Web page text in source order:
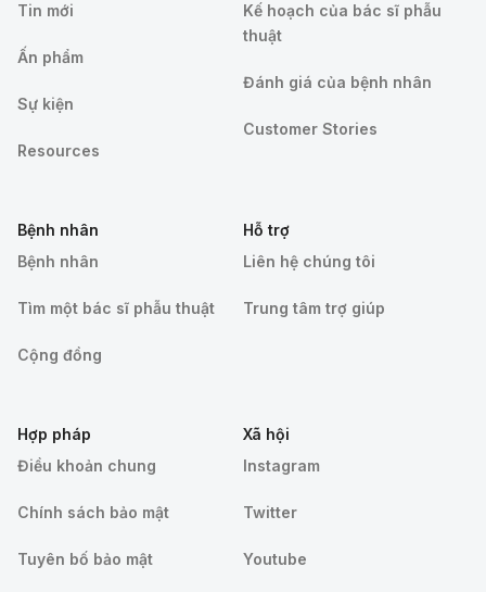
Tin mới
Ấn phẩm
Sự kiện
Resources
Kế hoạch của bác sĩ phẫu
thuật
Đánh giá của bệnh nhân
Customer Stories
Bệnh nhân
Bệnh nhân
Tìm một bác sĩ phẫu thuật
Cộng đồng
Hỗ trợ
Liên hệ chúng tôi
Trung tâm trợ giúp
Hợp pháp
Điều khoản chung
Chính sách bảo mật
Tuyên bố bảo mật
Xã hội
Instagram
Twitter
Youtube